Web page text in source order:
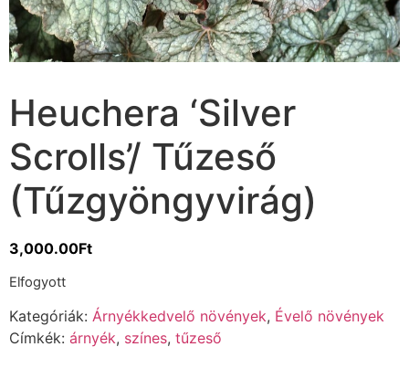
Heuchera ‘Silver
Scrolls’/ Tűzeső
(Tűzgyöngyvirág)
3,000.00Ft
Elfogyott
Kategóriák: Árnyékkedvelő növények, Évelő növények
Címkék: árnyék, színes, tűzeső